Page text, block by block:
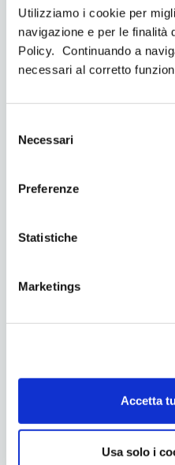
Utilizziamo i cookie per
navigazione e per le finalità
Policy. Continuando a
necessari al corretto
Necessari
Preferenze
Statistiche
Marketings
Accetta
Usa solo i
Allenamento EMS per anziani: il
benessere anche a 60 anni